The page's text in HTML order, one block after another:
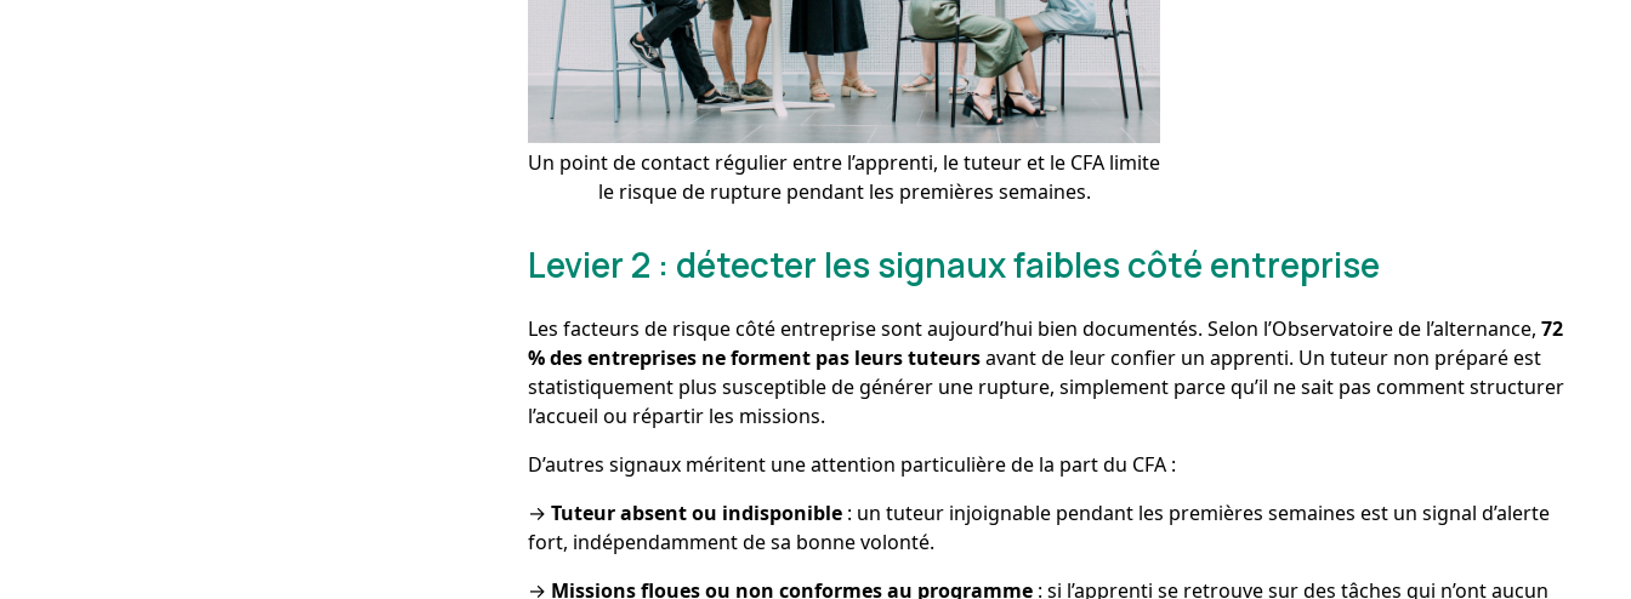
Un point de contact régulier entre l’apprenti, le tuteur et le CFA limite
le risque de rupture pendant les premières semaines.
Levier 2 : détecter les signaux faibles côté entreprise
Les facteurs de risque côté entreprise sont aujourd’hui bien documentés. Selon l’Observatoire de l’alternance,72
% des entreprises ne forment pas leurs tuteursavant de leur confier un apprenti. Un tuteur non préparé est
statistiquement plus susceptible de générer une rupture, simplement parce qu’il ne sait pas comment structurer
l’accueil ou répartir les missions.
D’autres signaux méritent une attention particulière de la part du CFA :
→Tuteur absent ou indisponible : un tuteur injoignable pendant les premières semaines est un signal d’alerte
fort, indépendamment de sa bonne volonté.
→ Missions floues ou non conformes au programme : si l’apprenti se retrouve sur des tâches qui n’ont aucun